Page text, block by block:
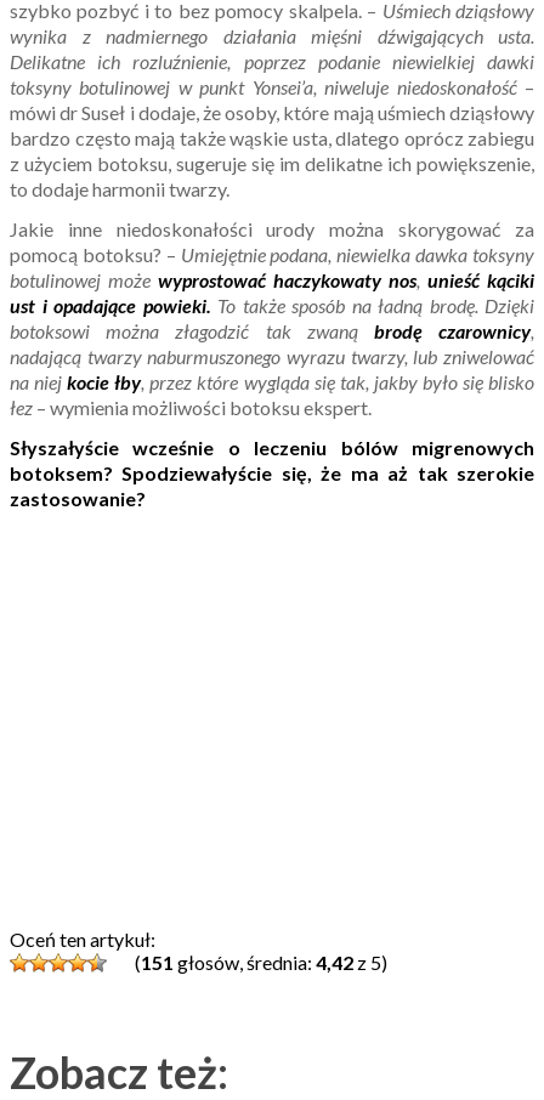
szybko pozbyć i to bez pomocy skalpela. – Uśmiech dziąsłowy
wynika z nadmiernego działania mięśni dźwigających usta.
Delikatne ich rozluźnienie, poprzez podanie niewielkiej dawki
toksyny botulinowej w punkt Yonsei’a, niweluje niedoskonałość–
mówi dr Suseł i dodaje, że osoby, które mają uśmiech dziąsłowy
bardzo często mają także wąskie usta, dlatego oprócz zabiegu
z użyciem botoksu, sugeruje się im delikatne ich powiększenie,
to dodaje harmonii twarzy.
Jakie inne niedoskonałości urody można skorygować za
pomocą botoksu? – Umiejętnie podana, niewielka dawka toksyny
botulinowej może wyprostować haczykowaty nos, unieść kąciki
ust i opadające powieki. To także sposób na ładną brodę. Dzięki
botoksowi można złagodzić tak zwaną brodę czarownicy,
nadającą twarzy naburmuszonego wyrazu twarzy, lub zniwelować
na niejkocie łby, przez które wygląda się tak, jakby było się blisko
łez – wymienia możliwości botoksu ekspert.
Słyszałyście wcześnie o leczeniu bólów migrenowych
botoksem? Spodziewałyście się, że ma aż tak szerokie
zastosowanie?
Oceń ten artykuł:
(151 głosów, średnia: 4,42 z 5)
Zobacz też: